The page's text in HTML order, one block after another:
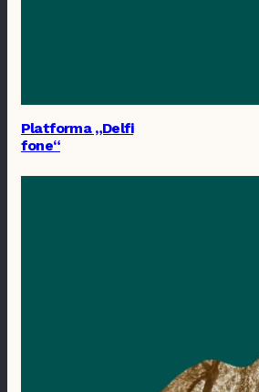
Platforma „Delfi
fone“